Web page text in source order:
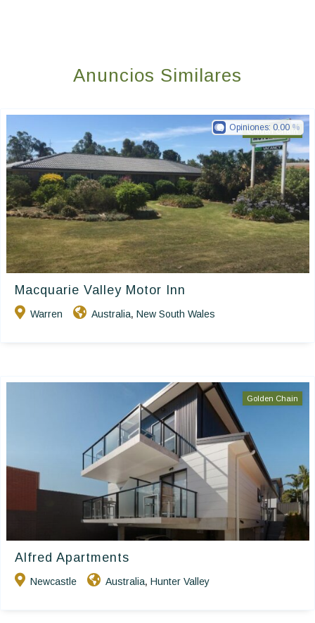
Anuncios Similares
Golden Chain
Macquarie Valley Motor Inn
Warren Australia, New South Wales
Opiniones: 0.00
Golden Chain
Alfred Apartments
Newcastle Australia, Hunter Valley